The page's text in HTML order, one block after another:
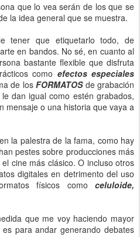
que lo vea serán de los que se
la idea general que se muestra.
tener que etiquetarlo todo, de
en bandos. No sé, en cuanto al
bastante flexible que disfruta
como efectos especiales
de losFORMATOS de grabación
dan igual como estén grabados,
mensaje o una historia que vaya a
la palestra de la fama, como hay
pestes sobre producciones más
cine más clásico. O incluso otros
digitales en detrimento del uso
físicos como celuloide,
que me voy haciendo mayor
para andar generando debates